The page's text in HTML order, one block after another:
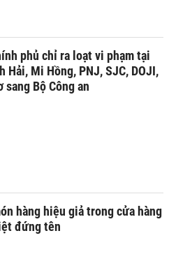
phủ chỉ ra loạt vi phạm tại
Hải, Mi Hồng, PNJ, SJC, DOJI,
sang Bộ Công an
hàng hiệu giả trong cửa hàng
đứng tên